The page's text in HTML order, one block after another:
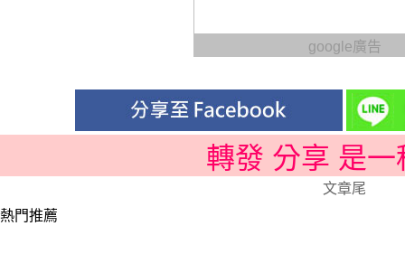
google廣告
轉發 分享 是一
文章尾
熱門推薦